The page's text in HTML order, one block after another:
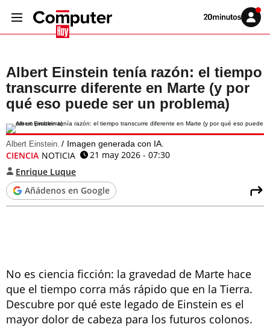
Volver
Iniciar
sesión
Albert Einstein tenía razón: el tiempo
transcurre diferente en Marte (y por
qué eso puede ser un problema)
Albert Einstein. Imagen generada con IA.
CIENCIA NOTICIA
21 may 2026 - 07:30
Enrique Luque
Añádenos en Google
No es ciencia ficción: la gravedad de Marte hace
que el tiempo corra más rápido que en la Tierra.
Descubre por qué este legado de Einstein es el
mayor dolor de cabeza para los futuros colonos.